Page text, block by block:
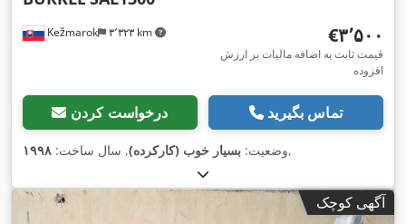
Kežmarok ۳٬۳۲۳ km ‎€۳٬۵۰۰
قیمت ثابت به اضافه مالیات بر ارزش
افزوده
درخواست کردن تماس بگیرید
وضعیت: بسیار خوب (کارکرده), سال ساخت: ۱۹۹۸ ,
آگهی کوچک